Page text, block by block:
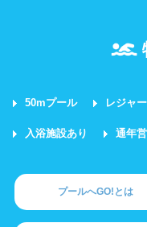
50mプール レジャ
入浴施設あり 通年
プールへGO!とは